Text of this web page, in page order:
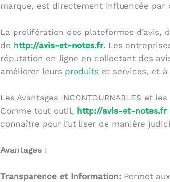
marque, est directement influencée par
La prolifération des plateformes d’avis,
de http://avis-et-notes.fr. Les
réputation en ligne en collectant des
améliorer leurs produits et services, et
Les Avantages INCONTOURNABLES et
Comme tout outil, http://avis-et-notes.fr
connaître pour l’utiliser de manière
Avantages :
Transparence et Information: Permet